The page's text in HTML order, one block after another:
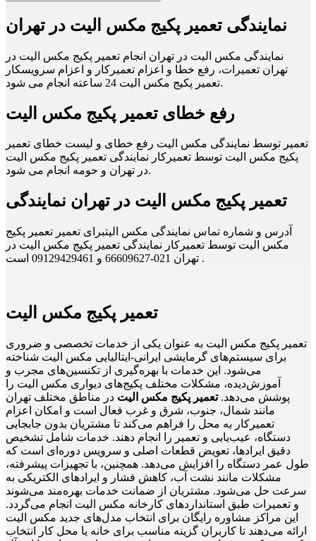
نمایندگی تعمیر پکیج مکس الیت در تهران
نمایندگی مکس الیت در تهران انجام تعمیر پکیج مکس الیت در
تهران تعمیرات، رفع خطا و اعزام تعمیرکار و اعزام سرویسکار
تعمیر پکیج مکس الیت 24 ساعته انجام می شود.
رفع خطای تعمیر پکیج مکس الیت
تعمیر توسط نمایندگی مکس الیت رفع خطای و لیست خطای تعمیر
پکیج مکس الیت توسط تعمیرکار نمایندگی تعمیر پکیج مکس الیت
در تهران و حومه انجام می شود.
تعمیر پکیج مکس الیت در تهران نمایندگی
آدرس و شماره تماس نمایندگی مکس الیتبرای تعمیر تعمیر پکیج
مکس الیت توسط تعمیرکار نمایندگی تعمیر پکیج مکس الیت در
تهران 021-66609627 و 09129429461 است .
تعمیر پکیج مکس الیت
تعمیر پکیج مکس الیت به عنوان یکی از خدمات تخصصی و ضروری
برای سیستم‌های گرمایشی ایرانی-ایتالیایی مکس الیت شناخته
می‌شود. این خدمات با بهره‌گیری از تکنسین‌های مجرب و
آموزش‌دیده، مشکلات مختلف پکیج‌های دیواری مکس الیت را
پوشش می‌دهد.تعمیر پکیج مکس الیت در مناطق مختلف تهران
مانند شمال، جنوب، شرق و غرب فعال است و امکان اعزام
تعمیرکار به محل را فراهم می‌کند تا مشتریان بدون جابجایی
دستگاه، عیب‌یابی و تعمیر را انجام دهند. خدمات شامل تشخیص
دقیق ایرادها، تعویض قطعات اصلی و سرویس دوره‌ای است که
طول عمر دستگاه را افزایش می‌دهد. همچنین، با تجهیزات پیشرفته،
مشکلات مانند نشت آب، کاهش فشار و ایرادهای الکتریکی به
سرعت حل می‌شود. مشتریان از ضمانت خدمات بهره‌مند می‌شوند
و تعمیرات طبق استانداردهای کارخانه مکس الیت انجام می‌گردد.
این مراکز مشاوره رایگان برای انتخاب مدل‌های جدید مکس الیت
ارائه می‌دهند تا کاربران گزینه مناسب برای خانه یا محل کار انتخاب